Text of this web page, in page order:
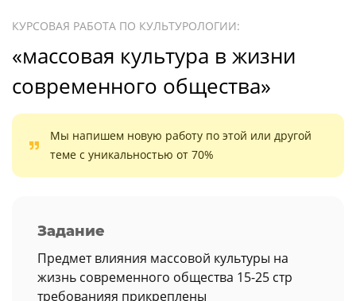
КУРСОВАЯ РАБОТА ПО КУЛЬТУРОЛОГИИ:
«массовая культура в жизни
современного общества»
Мы напишем новую работу по этой или другой
теме с уникальностью от 70%
Задание
Предмет влияния массовой культуры на
жизнь современного общества 15-25 стр
требованияя прикреплены